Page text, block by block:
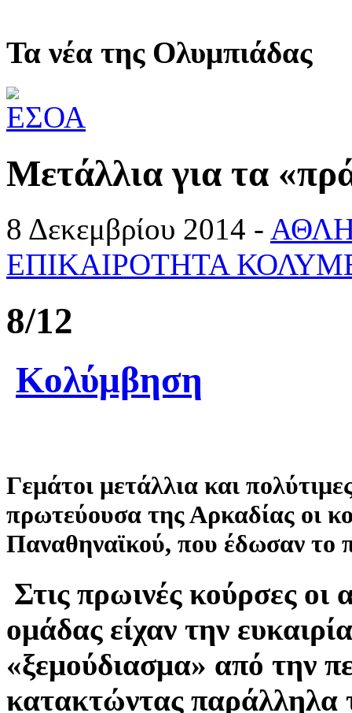
Τα νέα της Ολυμπιάδας
Μετάλλια για τα
8 Δεκεμβρίου 2014 -
ΕΠΙΚΑΙΡΟΤΗΤΑ
8/12
Κολύμβηση
Γεμάτοι μετάλλια και
πρωτεύουσα της Αρκαδίας οι
Παναθηναϊκού, που έδωσαν
Στις πρωινές κούρσες οι
ομάδας είχαν την
«ξεμούδιασμα» από την
κατακτώντας παράλληλα